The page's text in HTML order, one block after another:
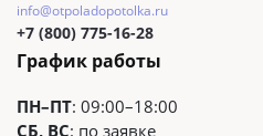
info@otpoladopotolka.ru
+7 (800) 775-16-28
График работы
ПН–ПТ: 09:00–18:00
СБ, ВС: по заявке